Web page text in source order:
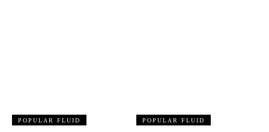
POPULAR FLUID POPULAR FLUID